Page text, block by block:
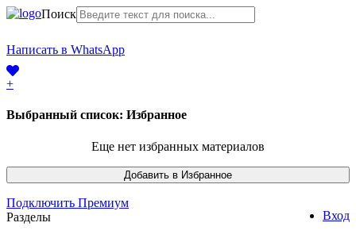
Поиск
Написать в WhatsApp
+
Выбранный список: Избранное
Еще нет избранных материалов
Подключить Премиум
Вход
Разделы